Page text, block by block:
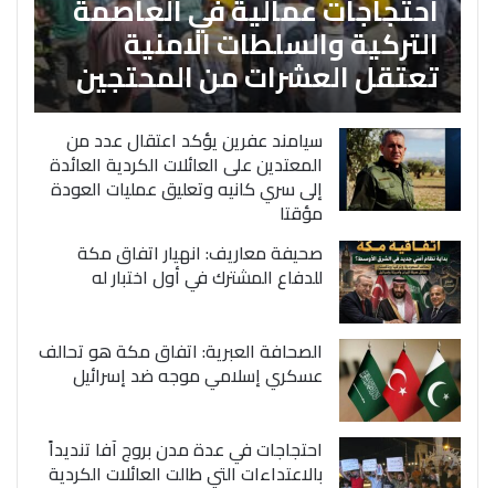
التركية والسلطات الامنية
تعتقل العشرات من المحتجين
سيامند عفرين يؤكد اعتقال عدد من
المعتدين على العائلات الكردية العائدة
إلى سري كانيه وتعليق عمليات العودة
مؤقتا
صحيفة معاريف: انهيار اتفاق مكة
للدفاع المشترك في أول اختبار له
الصحافة العبرية: اتفاق مكة هو تحالف
عسكري إسلامي موجه ضد إسرائيل
احتجاجات في عدة مدن بروج آفا تنديداً
بالاعتداءات التي طالت العائلات الكردية